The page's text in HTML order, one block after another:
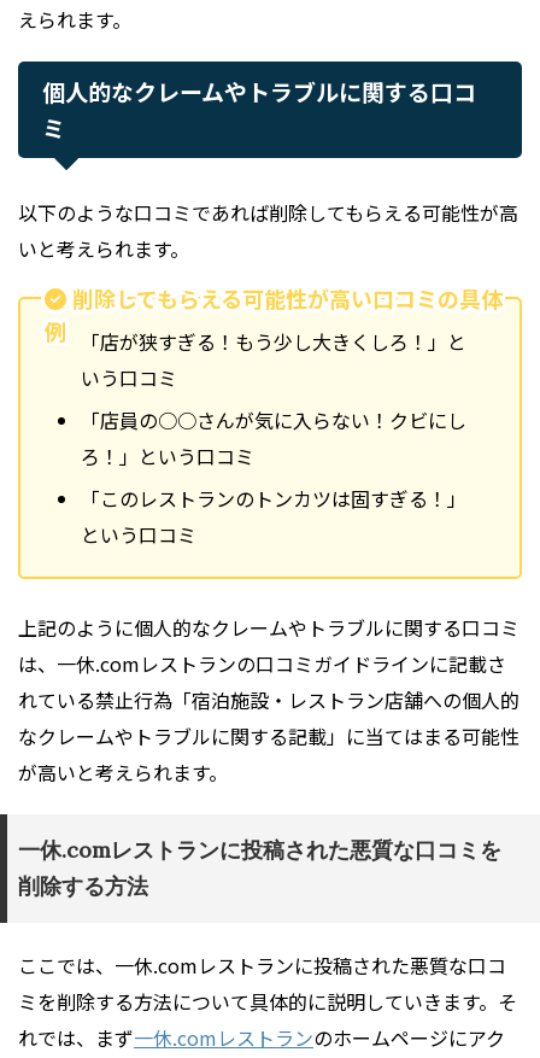
えられます。
個人的なクレームやトラブルに関する口コ
ミ
以下のような口コミであれば削除してもらえる可能性が高
いと考えられます。
削除してもらえる可能性が高い口コミの具体
例
「店が狭すぎる！もう少し大きくしろ！」と
いう口コミ
「店員の○○さんが気に入らない！クビにし
ろ！」という口コミ
「このレストランのトンカツは固すぎる！」
という口コミ
上記のように個人的なクレームやトラブルに関する口コミ
は、一休.comレストランの口コミガイドラインに記載さ
れている禁止行為「宿泊施設・レストラン店舗への個人的
なクレームやトラブルに関する記載」に当てはまる可能性
が高いと考えられます。
一休.comレストランに投稿された悪質な口コミを
削除する方法
ここでは、一休.comレストランに投稿された悪質な口コ
ミを削除する方法について具体的に説明していきます。そ
れでは、まず一休.comレストランのホームページにアク